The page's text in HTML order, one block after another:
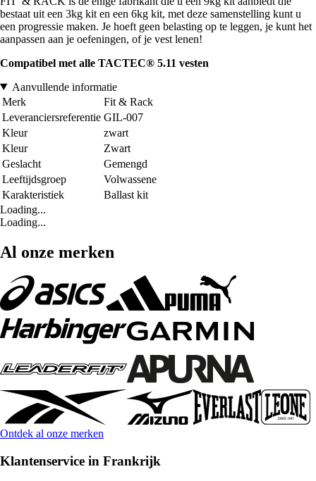
bestaat uit een 3kg kit en een 6kg kit, met deze samenstelling kunt u
een progressie maken. Je hoeft geen belasting op te leggen, je kunt het
aanpassen aan je oefeningen, of je vest lenen!
Compatibel met alle TACTEC® 5.11 vesten
Aanvullende informatie
Merk
Fit & Rack
Leveranciersreferentie GIL-007
Kleur
zwart
Kleur
Zwart
Geslacht
Gemengd
Leeftijdsgroep
Volwassene
Karakteristiek
Ballast kit
Loading...
Loading...
Al onze merken
Ontdek al onze merken
Klantenservice in Frankrijk